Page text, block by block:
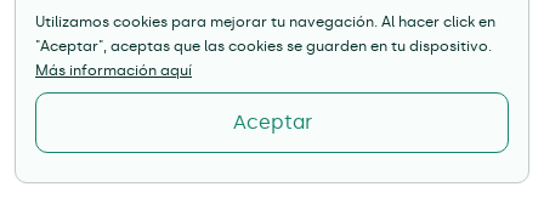
Utilizamos cookies para mejorar tu navegación. Al hacer click en
"Aceptar", aceptas que las cookies se guarden en tu dispositivo.
Más información aquí
Aceptar